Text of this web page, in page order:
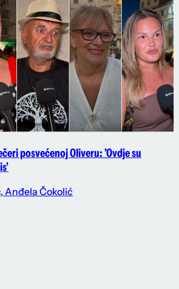
posvećenoj Oliveru: 'Ovdje su
, Anđela Čokolić